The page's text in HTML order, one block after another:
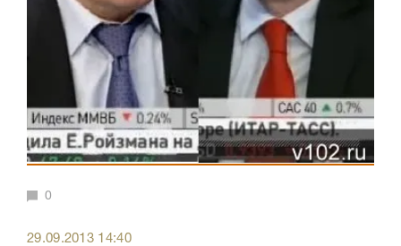
0
29.09.2013 14:40